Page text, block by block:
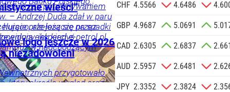
o.o. w imieniu
zlecenie jej
SIĘ
przed porównywaniem
– Andrzej Duda zdał w paru
ale jeszcze przez
jak kiedyś
a po latach się to zmieniło
Andrzeja Dudy.
wieści”
przełożą się na spadki
eksperci e-petrol.pl.
już w nadchodzącym
logo jeszcze w 2026
niezadowoleni
przygotowało
który określa wygląd oraz
CHF 4.5566 4.6486
GBP 4.9687 5.0691
CAD 2.6305 2.6837
AUD 2.5957 2.6481
JPY 2.3352 2.3824